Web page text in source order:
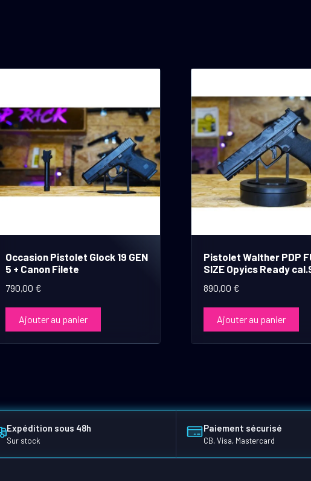
Occasion Pistolet Glock 19 GEN
5 + Canon Filete
790,00 €
Ajouter au panier
Pistolet Walther PDP
SIZE Opyics Ready
890,00 €
Ajouter au panier
Expédition sous 48h
Sur stock
Paiement sécurisé
CB, Visa, Mastercard